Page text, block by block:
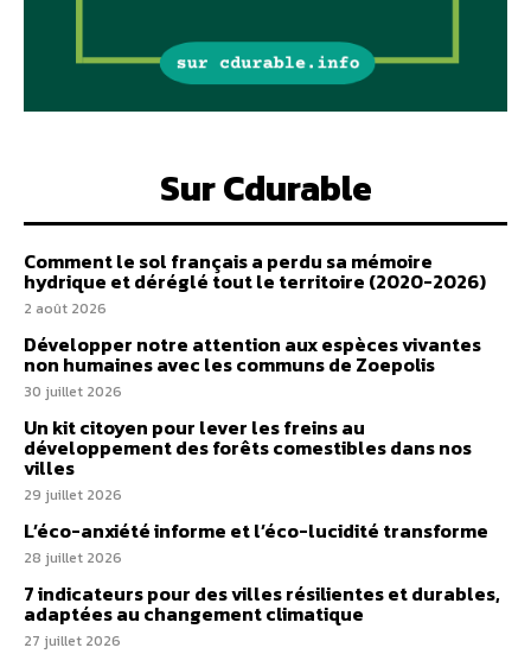
Sur Cdurable
Comment le sol français a perdu sa mémoire
hydrique et déréglé tout le territoire (2020-2026)
2 août 2026
Développer notre attention aux espèces vivantes
non humaines avec les communs de Zoepolis
30 juillet 2026
Un kit citoyen pour lever les freins au
développement des forêts comestibles dans nos
villes
29 juillet 2026
L’éco-anxiété informe et l’éco-lucidité transforme
28 juillet 2026
7 indicateurs pour des villes résilientes et durables,
adaptées au changement climatique
27 juillet 2026